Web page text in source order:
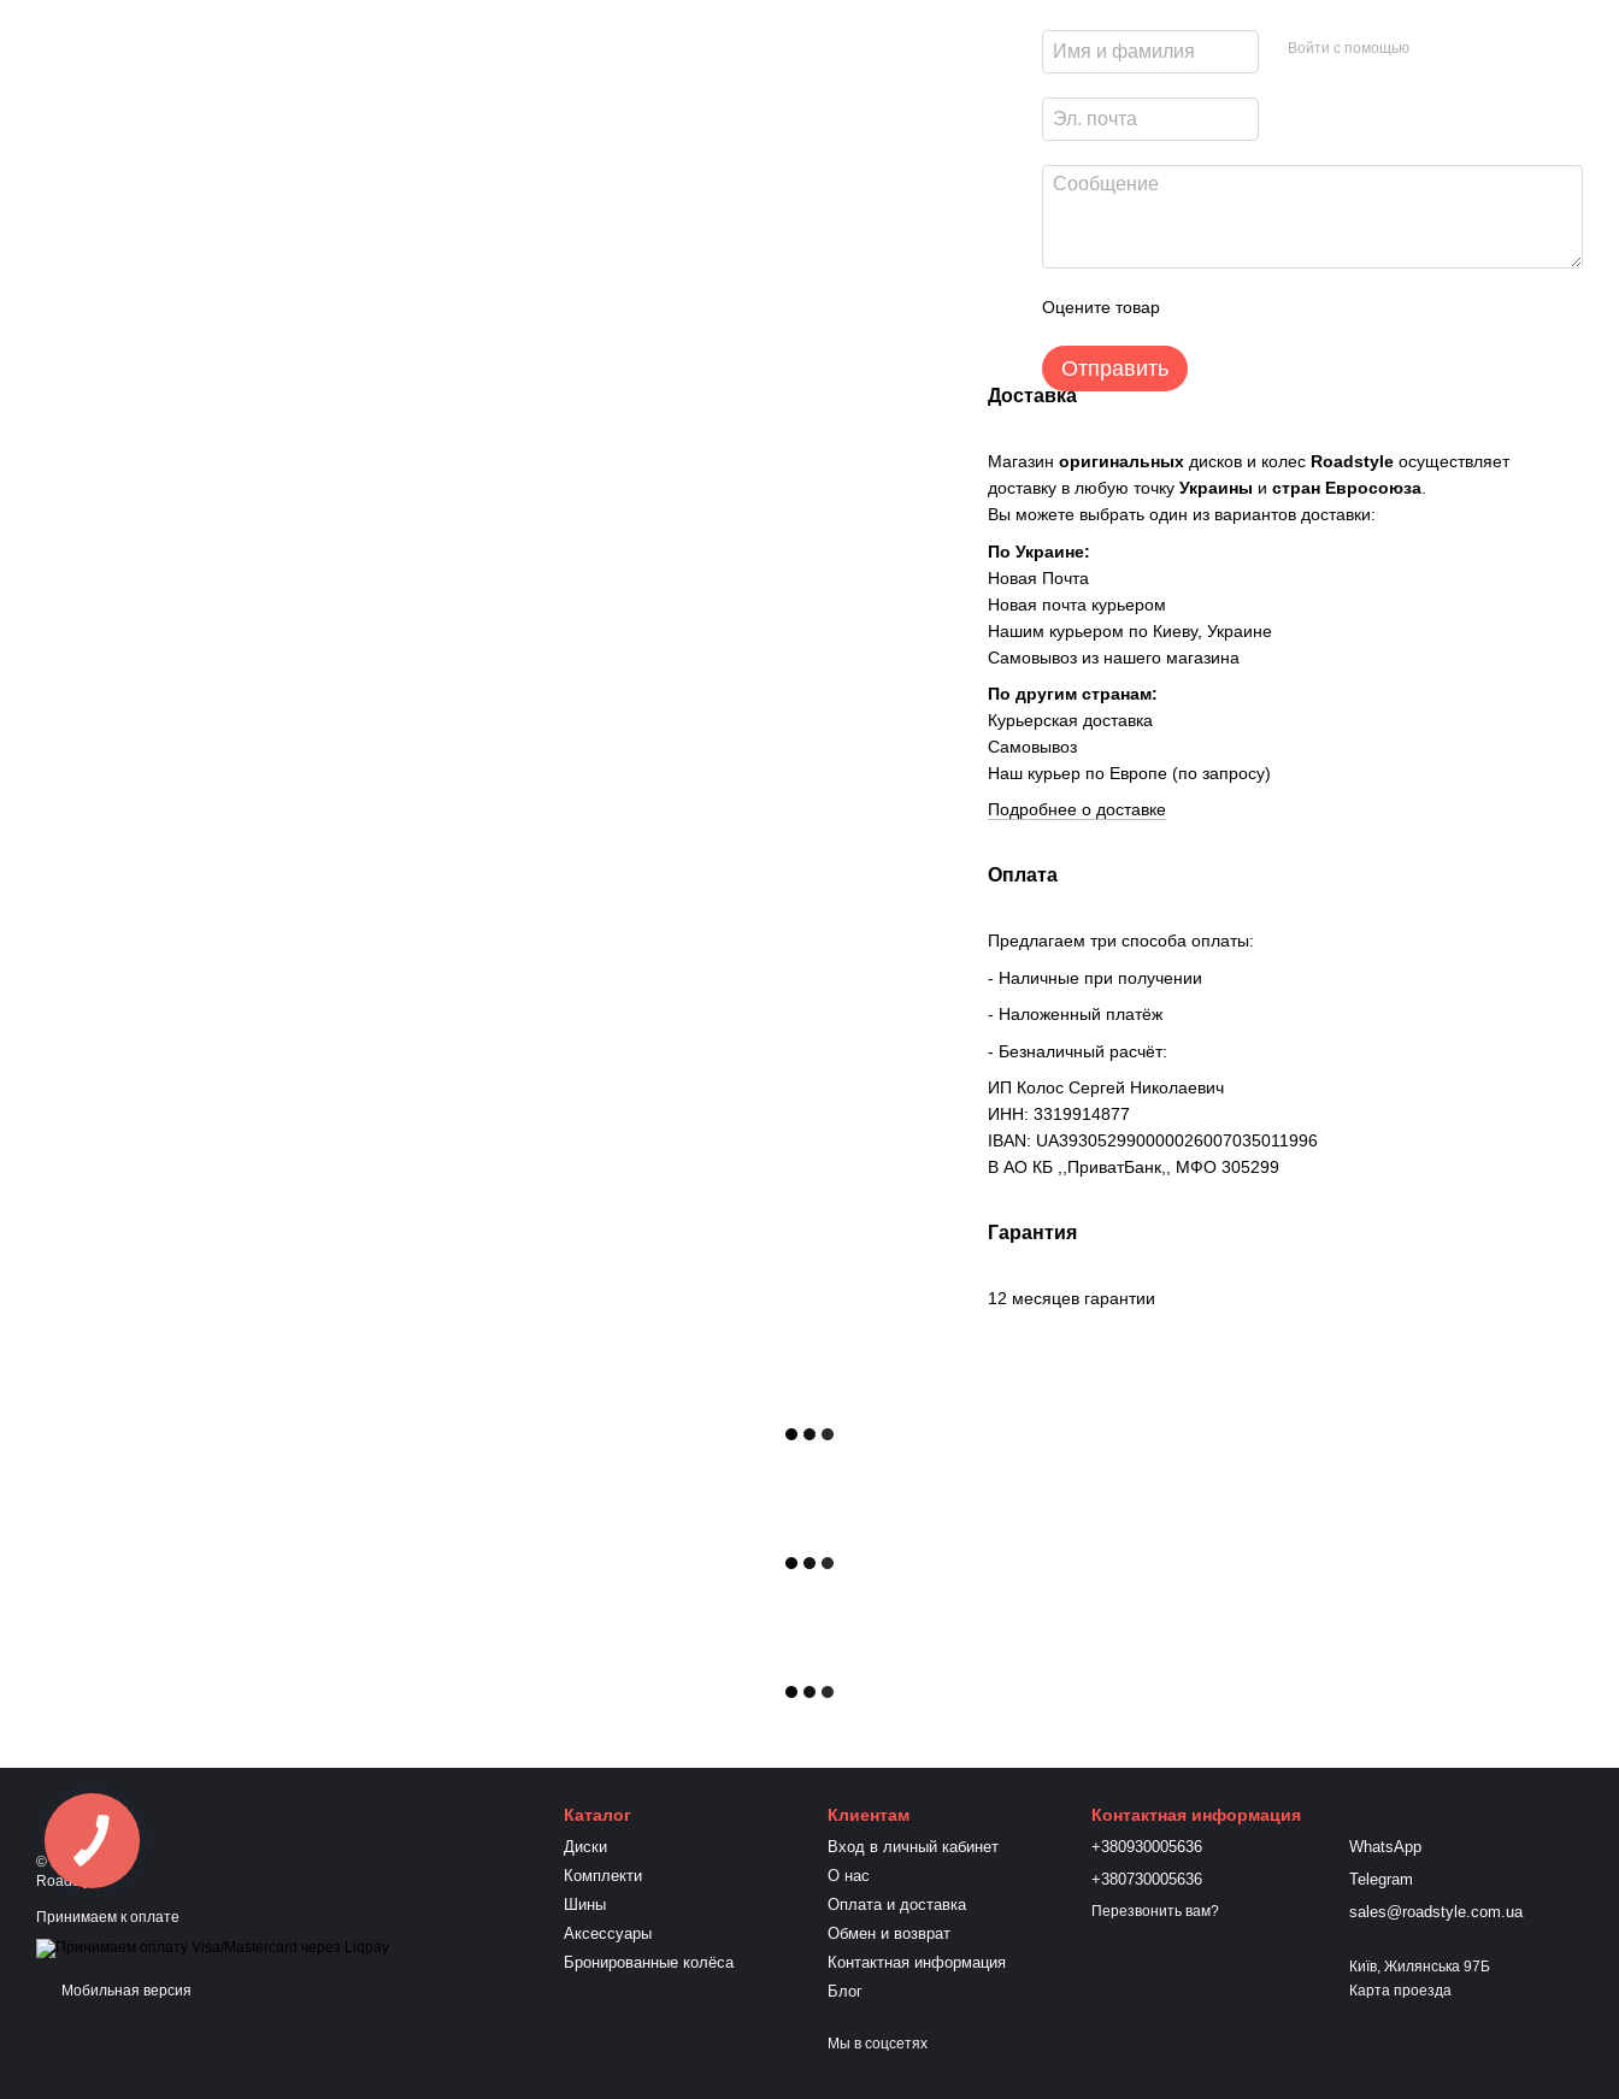
Войти с помощью
Оцените товар
Отправить
Доставка
Магазиноригинальных дисков и колес Roadstyle осуществляет
доставку в любую точкуУкраины истран Евросоюза
Вы можете выбрать один из вариантов доставки:
По Украине:
Новая Почта
Новая почта курьером
Нашим курьером по Киеву, Украине
Самовывоз из нашего магазина
По другим странам:
Курьерская доставка
Самовывоз
Наш курьер по Европе (по запросу)
Подробнее о доставке
Оплата
Предлагаем три способа оплаты:
- Наличные при получении
- Наложенный платёж
- Безналичный расчёт:
ИП Колос Сергей Николаевич
ИНН: 3319914877
IBAN: UA393052990000026007035011996
В АО КБ ,,ПриватБанк,, МФО 305299
Гарантия
12 месяцев гарантии
© 2016—2026
Roadstyle
Принимаем к оплате
Мобильная версия
Каталог
Диски
Комплекти
Шины
Аксессуары
Бронированные колёса
Клиентам
Вход в личный кабинет
О нас
Оплата и доставка
Обмен и возврат
Контактная информация
Блог
Мы в соцсетях
Контактная информация
+380930005636
+380730005636
Перезвонить вам?
WhatsApp
Telegram
sales@roadstyle.com.ua
Київ, Жилянська 97Б
Карта проезда